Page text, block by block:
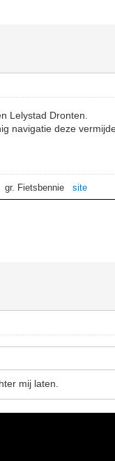
Lelystad Dronten.
navigatie deze
gr. Fietsbenniesite
mij laten.